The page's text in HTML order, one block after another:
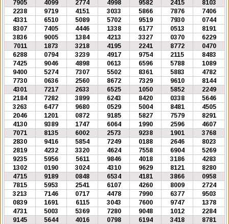
7905 4099 2774 4998 9582 2415
8103
2238
9719 4151 3033 5866 7876
7406
4331
6510 5089 5702 9519 7930
0744
8307
7405 4446 1338 6177 0513
8191
3836
9005 1384 4213 3327 0370
6229
7011
1873 3218 4195 2241 8772
0470
6288
0794 3239 4917 9754 2115
8483
7425
9046 4898 0613 6596 5788
1089
9400
5274 7307 5502 8361 5883
4782
7730
0636 2560 8672 7329 9610
8144
4301
7217 2633 6525 1050 5852
2249
2184
7282 3899 6243 8420 0338
5646
3263
6477 9680 0529 5004 8481
4505
2046
1201 0872 9185 5827 7579
8291
4130
9389 1747 6064 1990 2596
4607
7071
8135 6002 2573 9238 1901
3768
2830
9416 5854 7249 0188 2646
8023
2819
4232 3320 4624 7558 6904
5269
9235
5956 5611 9846 4018 3186
4283
1302
0190 3024 4310 9629 8121
8280
4715
9189 0848 6534 4181 3866
0958
7815
5953 2541 6107 4260 8009
2724
3213
7146 0717 4478 7990 6377
9503
0839
1691 6115 3043 7600 9747
1378
4731
5003 5369 7280 9048 1012
2284
9145
5644 4016 0798 6194 3418
8781